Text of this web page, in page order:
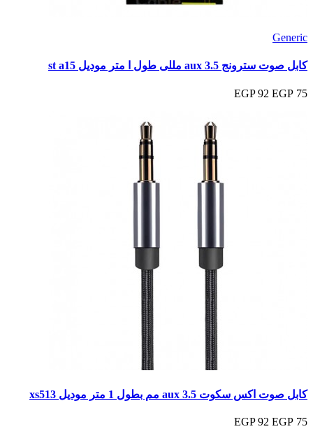
Generic
كابل صوت سترونج aux 3.5 مللى طول ا متر موديل st a15
75 EGP
92 EGP
كابل صوت اكس سكوت aux 3.5 مم بطول 1 متر موديل xs513
75 EGP
92 EGP